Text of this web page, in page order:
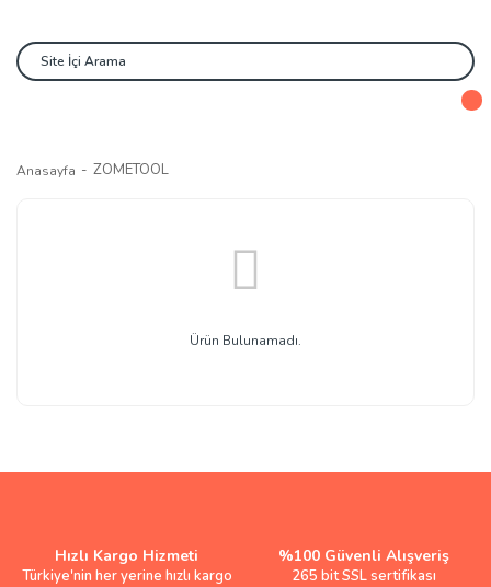
Anasayfa ZOMETOOL
Ürün Bulunamadı.
Hızlı Kargo Hizmeti
Türkiye'nin her yerine hızlı kargo
%100 Güvenli Alışveriş
265 bit SSL sertifikası